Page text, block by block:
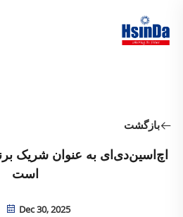
بازگشت
اچ‌اسین‌دی‌ای به عنوان شریک
است
Dec 30, 2025